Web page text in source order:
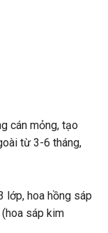
cán mỏng, tạo
từ 3-6 tháng,
lớp, hoa hồng sáp
sáp kim